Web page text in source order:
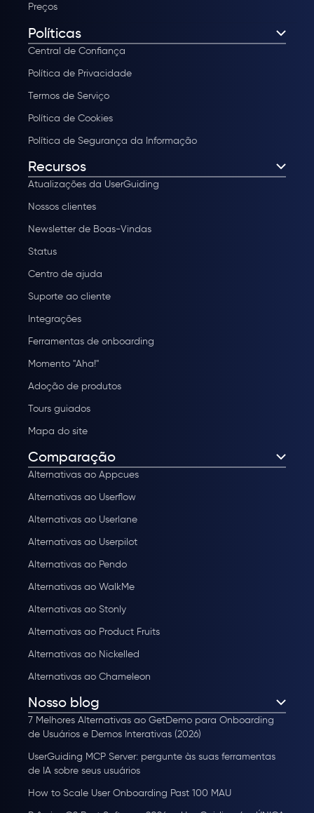
Preços
Políticas
Central de Confiança
Política de Privacidade
Termos de Serviço
Política de Cookies
Política de Segurança da Informação
Recursos
Atualizações da UserGuiding
Nossos clientes
Newsletter de Boas-Vindas
Status
Centro de ajuda
Suporte ao cliente
Integrações
Ferramentas de onboarding
Momento "Aha!"
Adoção de produtos
Tours guiados
Mapa do site
Comparação
Alternativas ao Appcues
Alternativas ao Userflow
Alternativas ao Userlane
Alternativas ao Userpilot
Alternativas ao Pendo
Alternativas ao WalkMe
Alternativas ao Stonly
Alternativas ao Product Fruits
Alternativas ao Nickelled
Alternativas ao Chameleon
Nosso blog
7 Melhores Alternativas ao GetDemo para Onboarding
de Usuários e Demos Interativas (2026)
UserGuiding MCP Server: pergunte às suas ferramentas
de IA sobre seus usuários
How to Scale User Onboarding Past 100 MAU